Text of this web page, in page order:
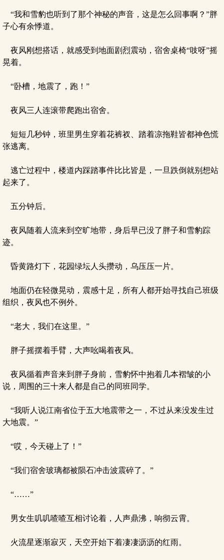
“我和雪豹也听到了那个神秘的声音，这是怎么回事啊？”胖
子心有余悸道。
夜风刚想搭话，就感受到地面剧烈震动，宿舍桌椅“吱呀”摇
晃着。
“卧槽，地震了，跑！”
夜风三人连滚带爬跑出宿舍。
短短几秒钟，班里男生穿着花裤衩、踏着凉拖鞋皆都神色慌
张逃离。
逃亡过程中，楼道内踩踏事件比比皆是，一旦跌倒就别想站
起来了。
五分钟后。
夜风随着人流来到空旷地带，身后早已没了胖子和雪豹踪
迹。
昏黄路灯下，花园绿坛人头攒动，乌压压一片。
地面仍在轻微晃动，震感十足，所有人都开始寻找自己班级
组织，夜风也不例外。
“老大，我们在这里。”
胖子摇摆着手臂，大声吆喝着夜风。
夜风循着声音来到胖子身前，雪豹怀中抱着几本褶皱的小
说，周围的三十来人都是自己的同班同学。
“我听人说江南省位于五大地震带之一，不过从来没发生过
大地震。”
“哎，今天碰上了！”
“我们宿舍玻璃都被陨石冲击波震碎了。”
“……”
男女生叽叽喳喳互相讨论着，人声鼎沸，响彻云霄。
火流星逐渐寂灭，天空开始下着凄凄沥沥的红雨。